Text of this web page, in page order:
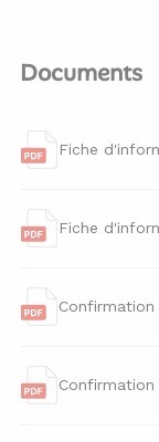
Documents
Fiche
Fiche